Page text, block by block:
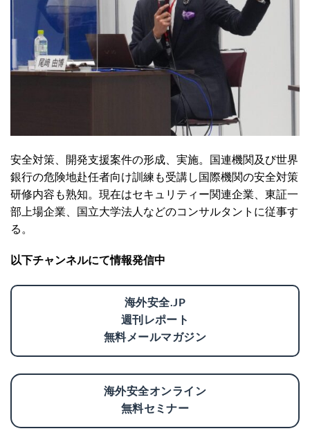
安全対策、開発支援案件の形成、実施。国連機関及び世界
銀行の危険地赴任者向け訓練も受講し国際機関の安全対策
研修内容も熟知。現在はセキュリティー関連企業、東証一
部上場企業、国立大学法人などのコンサルタントに従事す
る。
以下チャンネルにて情報発信中
海外安全.JP
週刊レポート
無料メールマガジン
海外安全オンライン
無料セミナー